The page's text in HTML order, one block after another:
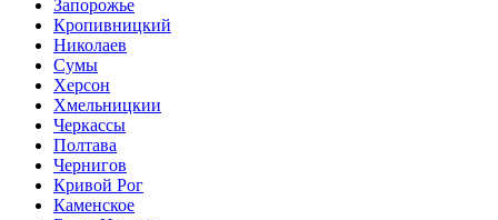
Запорожье
Кропивницкий
Николаев
Сумы
Херсон
Хмельницкии
Черкассы
Полтава
Чернигов
Кривой Рог
Каменское